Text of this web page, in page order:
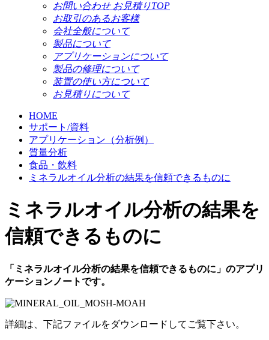
お問い合わせ お見積りTOP
お取引のあるお客様
会社全般について
製品について
アプリケーションについて
製品の修理について
装置の使い方について
お見積りについて
HOME
サポート/資料
アプリケーション（分析例）
質量分析
食品・飲料
ミネラルオイル分析の結果を信頼できるものに
ミネラルオイル分析の結果を
信頼できるものに
「ミネラルオイル分析の結果を信頼できるものに」のアプリ
ケーションノートです。
詳細は、下記ファイルをダウンロードしてご覧下さい。